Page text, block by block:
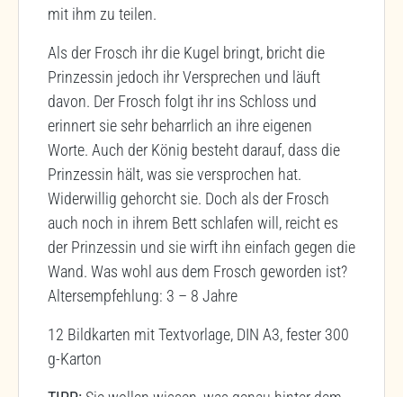
mit ihm zu teilen.
Als der Frosch ihr die Kugel bringt, bricht die
Prinzessin jedoch ihr Versprechen und läuft
davon. Der Frosch folgt ihr ins Schloss und
erinnert sie sehr beharrlich an ihre eigenen
Worte. Auch der König besteht darauf, dass die
Prinzessin hält, was sie versprochen hat.
Widerwillig gehorcht sie. Doch als der Frosch
auch noch in ihrem Bett schlafen will, reicht es
der Prinzessin und sie wirft ihn einfach gegen die
Wand. Was wohl aus dem Frosch geworden ist?
Altersempfehlung: 3 – 8 Jahre
12 Bildkarten mit Textvorlage, DIN A3, fester 300
g-Karton